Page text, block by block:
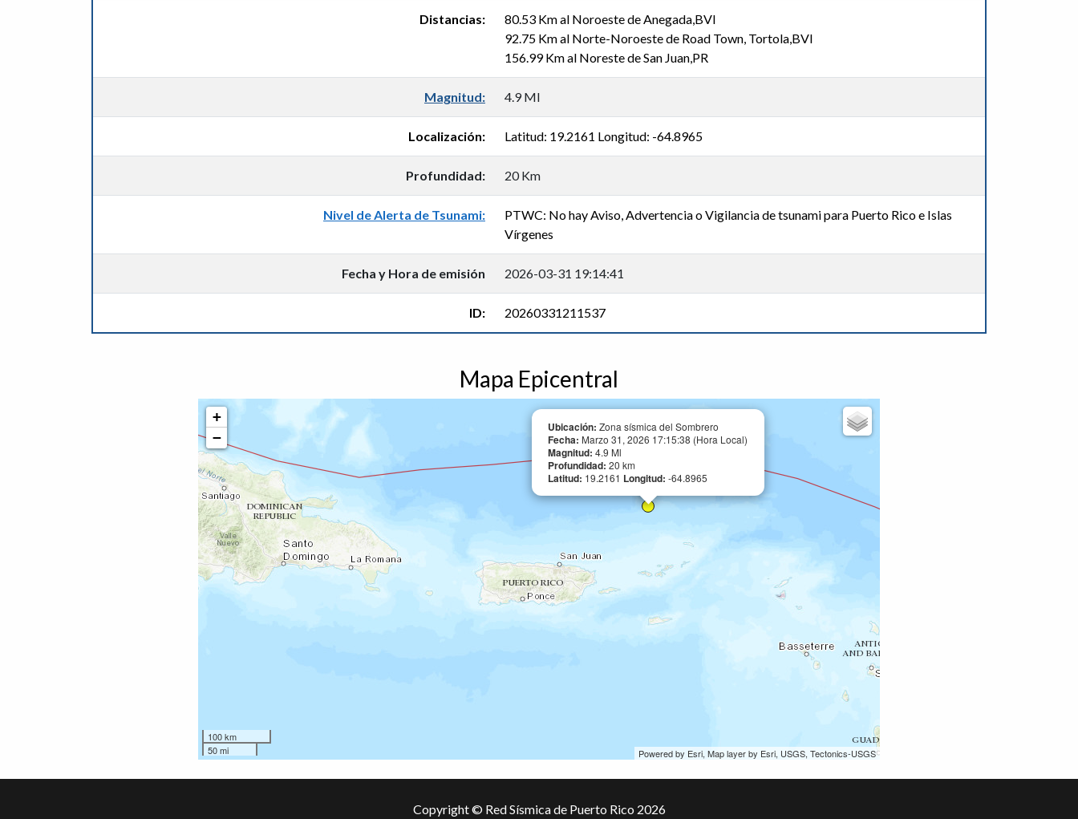
Distancias:
80.53 Km al Noroeste de Anegada,BVI
92.75 Km al Norte-Noroeste de Road Town, Tortola,BVI
156.99 Km al Noreste de San Juan,PR
Magnitud: 4.9 Ml
Localización: Latitud: 19.2161 Longitud: -64.8965
Profundidad: 20 Km
Nivel de Alerta de Tsunami:
PTWC: No hay Aviso, Advertencia o Vigilancia de tsunami para Puerto Rico e Islas
Vírgenes
Fecha y Hora de emisión 2026-03-31 19:14:41
ID: 20260331211537
Mapa Epicentral
Ubicación: Zona sísmica del Sombrero
Fecha: Marzo 31, 2026 17:15:38 (Hora Local)
Magnitud: 4.9 Ml
Profundidad: 20 km
Latitud: 19.2161 Longitud: -64.8965
+
−
100 km
50 mi
Powered by Esri, Map layer by Esri, USGS, Tectonics-USGS
Copyright © Red Sísmica de Puerto Rico 2026